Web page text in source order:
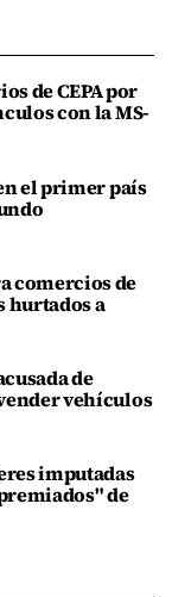
de CEPA por
con la MS-
el primer país
comercios de
hurtados a
de
vehículos
imputadas
de